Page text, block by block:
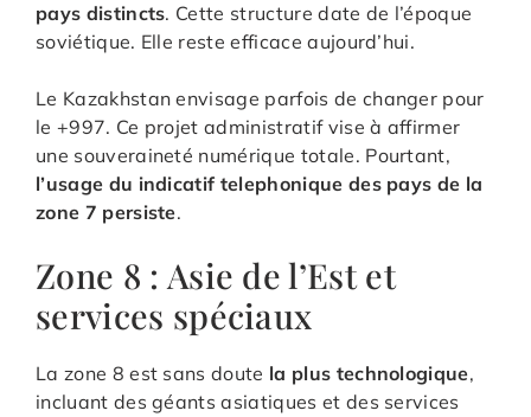
pays distincts. Cette structure date de l’époque
soviétique. Elle reste efficace aujourd’hui.
Le Kazakhstan envisage parfois de changer pour
le +997. Ce projet administratif vise à affirmer
une souveraineté numérique totale. Pourtant,
l’usage du indicatif telephonique des pays de la
zone 7 persiste.
Zone 8 : Asie de l’Est et
services spéciaux
La zone 8 est sans doute la plus technologique,
incluant des géants asiatiques et des services